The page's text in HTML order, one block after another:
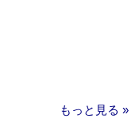
もっと見る »